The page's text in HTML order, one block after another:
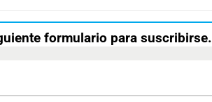
formulario para suscribirse.